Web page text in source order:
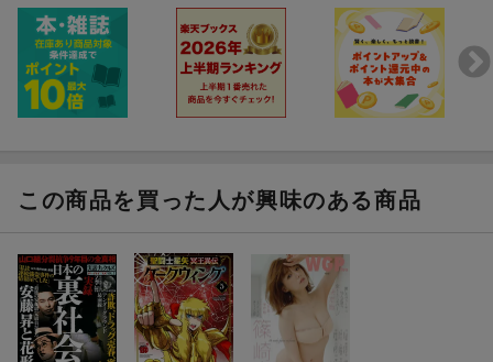
この商品を買った人が興味のある商品